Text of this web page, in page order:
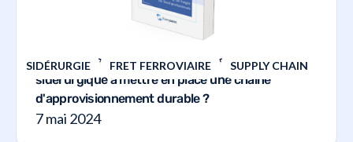
SIDÉRURGIE FRET FERROVIAIRE SUPPLY CHAIN
Comment le TVMS aide-t-il l'industrie
sidérurgique à mettre en place une chaîne
d'approvisionnement durable ?
7 mai 2024